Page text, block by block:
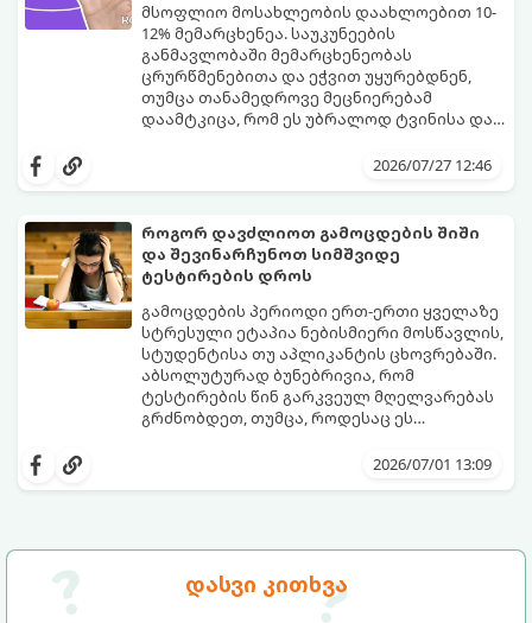
დასვი კითხვა
მსოფლიო მოსახლეობის დაახლოებით 10-
12% მემარცხენეა. საუკუნეების
განმავლობაში მემარცხენეობას
ცრურწმენებითა და ეჭვით უყურებდნენ,
თუმცა თანამედროვე მეცნიერებამ
დაამტკიცა, რომ ეს უბრალოდ ტვინისა და
ფაქტს იმის შესახებ, თუ როგორ მუშაობს
მათ ყოველდღიურ ცხოვრებაში.
2026/07/27 12:46
როგორ დავძლიოთ გამოცდების შიში
და შევინარჩუნოთ სიმშვიდე
ტესტირების დროს
გამოცდების პერიოდი ერთ-ერთი ყველაზე
სტრესული ეტაპია ნებისმიერი მოსწავლის,
სტუდენტისა თუ აპლიკანტის ცხოვრებაში.
აბსოლუტურად ბუნებრივია, რომ
ტესტირების წინ გარკვეულ მღელვარებას
გრძნობდეთ, თუმცა, როდესაც ეს
გადადის, ის ბლოკავს ტვინის რესურსებს.
„ბლექაუტის“ ეფექტი).
მხოლოდ ცოდნის ნაკლებობით არ არის
მეცნიერული ხრიკები, რომლებიც
ტესტირებისას მაქსიმალური
კონცენტრაციის შენარჩუნებაში.
როგორ დაამარცხოთ საგამოცდო
2026/07/01 13:09